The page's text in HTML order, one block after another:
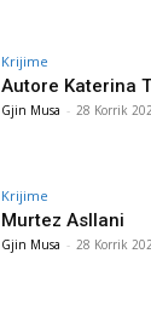
Krijime
Autore Katerina
Gjin Musa - 28 Korrik
Krijime
Murtez Asllani
Gjin Musa - 28 Korrik